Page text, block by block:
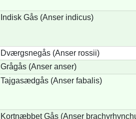
Indisk Gås (Anser indicus)
Dværgsnegås (Anser rossii)
Grågås (Anser anser)
Tajgasædgås (Anser fabalis)
Kortnæbbet Gås (Anser